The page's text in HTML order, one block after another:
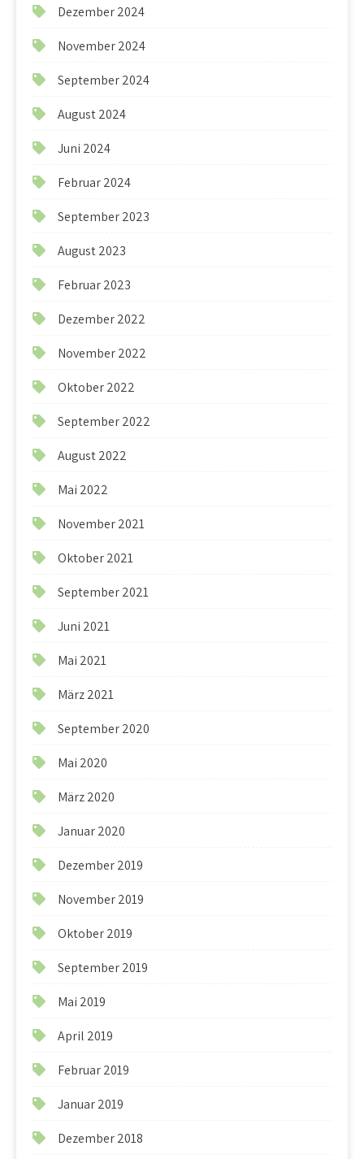
Dezember 2024
November 2024
September 2024
August 2024
Juni 2024
Februar 2024
September 2023
August 2023
Februar 2023
Dezember 2022
November 2022
Oktober 2022
September 2022
August 2022
Mai 2022
November 2021
Oktober 2021
September 2021
Juni 2021
Mai 2021
März 2021
September 2020
Mai 2020
März 2020
Januar 2020
Dezember 2019
November 2019
Oktober 2019
September 2019
Mai 2019
April 2019
Februar 2019
Januar 2019
Dezember 2018